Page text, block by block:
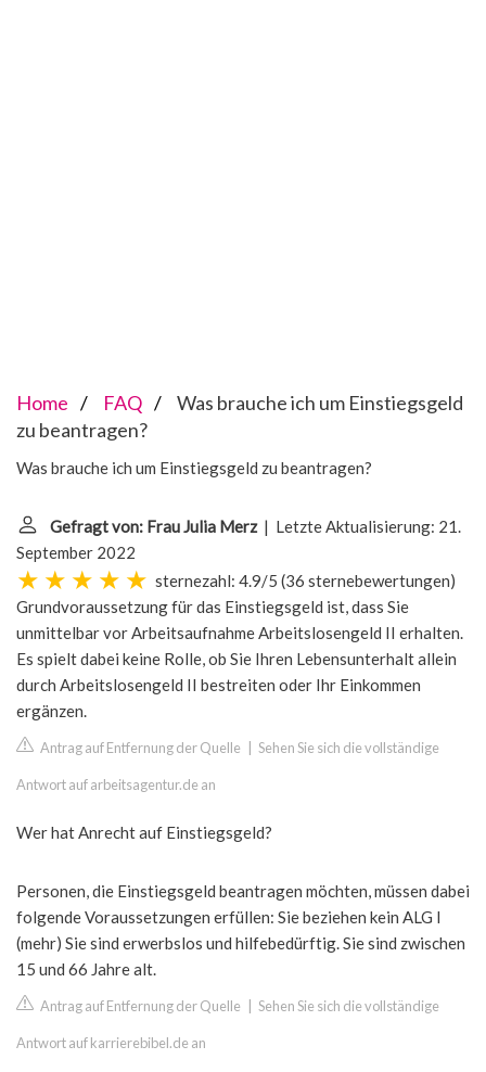
Home FAQ
Was brauche ich um Einstiegsgeld
zu beantragen?
Was brauche ich um Einstiegsgeld zu beantragen?
Gefragt von: Frau Julia Merz| Letzte Aktualisierung: 21.
September 2022
sternezahl: 4.9/5 (36 sternebewertungen)
Grundvoraussetzung für das Einstiegsgeld ist, dass Sie
unmittelbar vor Arbeitsaufnahme Arbeitslosengeld II erhalten.
Es spielt dabei keine Rolle, ob Sie Ihren Lebensunterhalt allein
durch Arbeitslosengeld II bestreiten oder Ihr Einkommen
ergänzen.
Antrag auf Entfernung der Quelle Sehen Sie sich die vollständige
Antwort auf arbeitsagentur.de an
Wer hat Anrecht auf Einstiegsgeld?
Personen, die Einstiegsgeld beantragen möchten, müssen dabei
folgende Voraussetzungen erfüllen: Sie beziehen kein ALG I
(mehr) Sie sind erwerbslos und hilfebedürftig. Sie sind zwischen
15 und 66 Jahre alt.
Antrag auf Entfernung der Quelle Sehen Sie sich die vollständige
Antwort auf karrierebibel.de an